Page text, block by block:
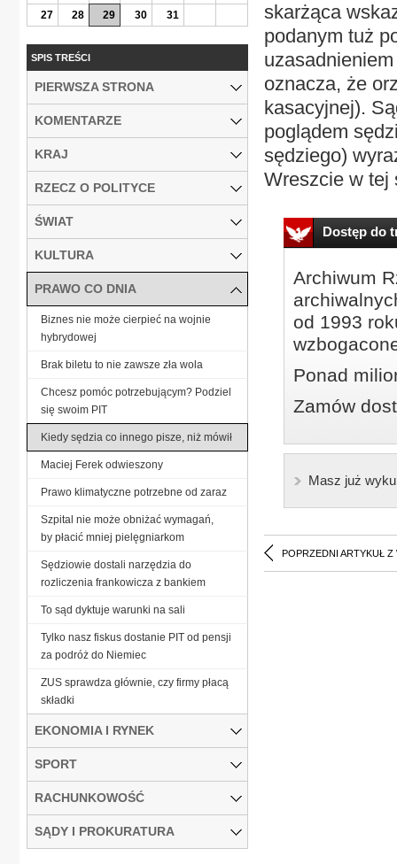
skarżąca
podanym tuż
oznacza, że
kasacyjnej).
poglądem
sędziego)
Wreszcie w tej
Dostęp do
Archiwum
od 1993
Ponad
Zamów
Masz już
POPRZEDNI ARTYKUŁ Z
27
28 29 30 31
SPIS TREŚCI
PIERWSZA STRONA
KOMENTARZE
KRAJ
RZECZ O POLITYCE
ŚWIAT
KULTURA
PRAWO CO DNIA
Biznes nie może cierpieć na wojnie
hybrydowej
Brak biletu to nie zawsze zła wola
Chcesz pomóc potrzebującym? Podziel
się swoim PIT
Kiedy sędzia co innego pisze, niż mówił
Maciej Ferek odwieszony
Prawo klimatyczne potrzebne od zaraz
Szpital nie może obniżać wymagań,
by płacić mniej pielęgniarkom
Sędziowie dostali narzędzia do
rozliczenia frankowicza z bankiem
To sąd dyktuje warunki na sali
Tylko nasz fiskus dostanie PIT od pensji
za podróż do Niemiec
ZUS sprawdza głównie, czy firmy płacą
składki
EKONOMIA I RYNEK
SPORT
RACHUNKOWOŚĆ
SĄDY I PROKURATURA